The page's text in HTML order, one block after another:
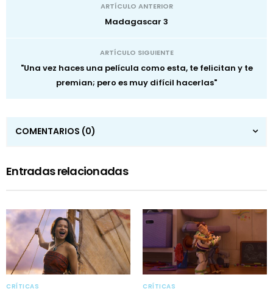
ARTÍCULO ANTERIOR
Madagascar 3
ARTÍCULO SIGUIENTE
"Una vez haces una película como esta, te felicitan y te
premian; pero es muy difícil hacerlas"
COMENTARIOS (0)
Entradas relacionadas
CRÍTICAS CRÍTICAS